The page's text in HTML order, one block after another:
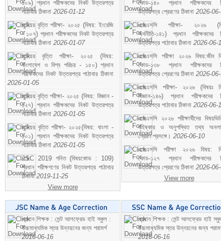
১০৯) প্রধান পরীক্ষকদের নিকট উত্তরপত্র
পাঠাবার ঠিকানা 2026-01-12
জুনিয়র বৃত্তি পরীক্ষা- ২০২৫ (বিষয়: ইংরেজি
- ১০৭) প্রধান পরীক্ষকদের নিকট উত্তরপত্র
পাঠাবার ঠিকানা 2026-01-07
জুনিয়র বৃত্তি পরীক্ষা- ২০২৫ (বিষয়:
বাংলাদেশ ও বিশ্ব পরিচয় - ১৫০) প্রধান
পরীক্ষকদের নিকট উত্তরপত্র পাঠাবার ঠিকানা
2026-01-05
জুনিয়র বৃত্তি পরীক্ষা- ২০২৫ (বিষয়: বিজ্ঞান -
১২৭) প্রধান পরীক্ষকদের নিকট উত্তরপত্র
পাঠাবার ঠিকানা 2026-01-05
জুনিয়র বৃত্তি পরীক্ষা- ২০২৫(বিষয়: বাংলা -
১০১) প্রধান পরীক্ষকদের নিকট উত্তরপত্র
পাঠাবার ঠিকানা 2026-01-05
JSC 2019 গনিত (বিষয়কোড : 109)
প্রধান পরীক্ষগণের নিকট উত্তরপত্র পাঠাবার
ঠিকানা2019-11-25
View more
কোড-১৪০ প্রধান পরীক্ষকদের
উত্তরপত্র প্রেরণের ঠিকানা 2026-
এসএসসি পরীক্ষা- ২০২৬
অর্থনীতি-১৪১) প্রধান পরীক্ষকদের
উত্তরপত্র পাঠাবার ঠিকানা 2026-06-
এসএসসি পরীক্ষা ২০২৬ বিষয়:জীব
কোড-১৩৮ প্রধান পরীক্ষকদের
উত্তরপত্র প্রেরণের ঠিকানা 2026-
এসএসসি পরীক্ষা- ২০২৬ (বিষয়ঃ
বিজ্ঞান-১৪৬) প্রধান পরীক্ষকদের
উত্তরপত্র পাঠাবার ঠিকানা 2026-06-
এসএসসি ২০২৬ পরীক্ষার্থীদের
বহিষ্কার ও অনুপস্থিত তথ্য
প্রেরণ প্রসঙ্গে। 2026-06-10
এসএসসি পরীক্ষা ২০২৬ বিষয়:
কোড-১২৭ প্রধান পরীক্ষকদের
উত্তরপত্র প্রেরণের ঠিকানা 2026-
View more
প্রধান শিক্ষক : সেন্ট আলফ্রেড হাই স্কুল :
উচ্চমাধ্যমিক স্তর উন্নয়নের জন্য পরামর্শ
2016-06-16
প্রধান শিক্ষক : সেন্ট আলফ্রেড হাই
উচ্চমাধ্যমিক স্তর উন্নয়নের জন্য
2016-06-16